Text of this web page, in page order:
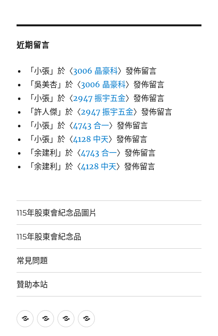
近期留言
「小張 」於〈3006 晶豪科〉發佈留言
「吳美杏 」於〈3006 晶豪科〉發佈留言
「小張 」於〈2947 振宇五金〉發佈留言
「許人傑 」於〈2947 振宇五金〉發佈留言
「小張 」於〈4743 合一〉發佈留言
「小張 」於〈4128 中天〉發佈留言
「余建利 」於〈4743 合一〉發佈留言
「余建利 」於〈4128 中天〉發佈留言
115年股東會紀念品圖片
115年股東會紀念品
常見問題
贊助本站
115
115
常
贊